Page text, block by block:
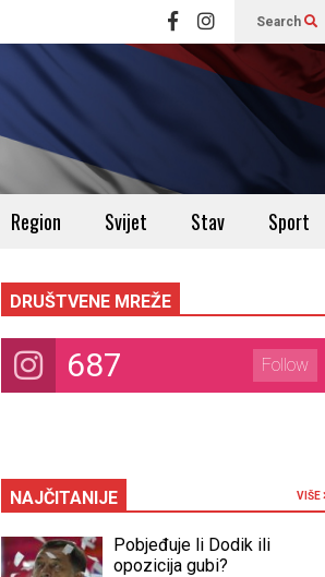
Search
Region Svijet Stav Sport
DRUŠTVENE MREŽE
687 Follow
NAJČITANIJE VIŠE
Pobjeđuje li Dodik ili
opozicija gubi?